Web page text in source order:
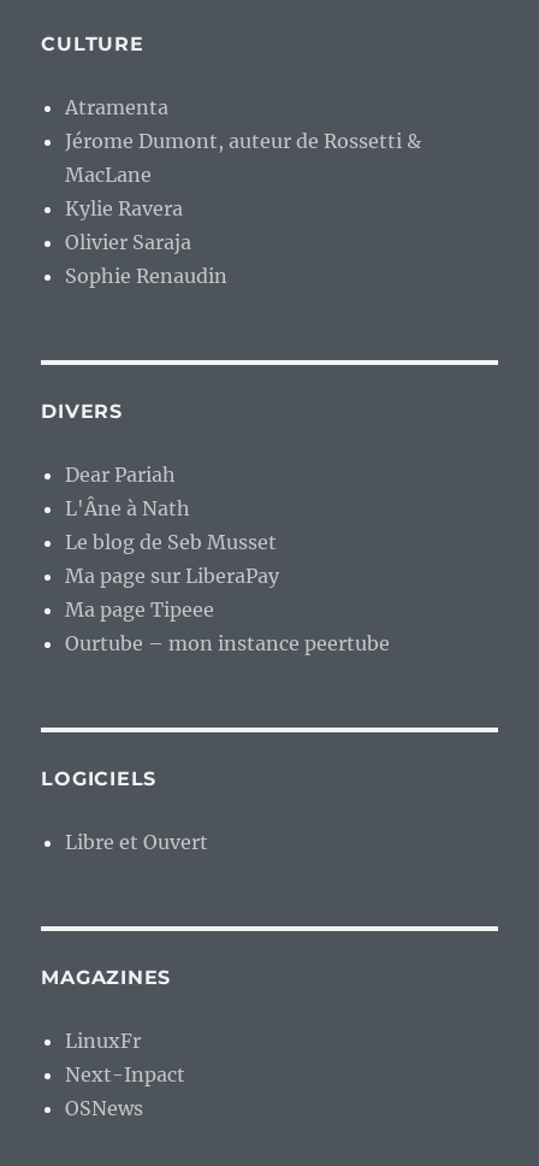
CULTURE
Atramenta
Jérome Dumont, auteur de Rossetti &
MacLane
Kylie Ravera
Olivier Saraja
Sophie Renaudin
DIVERS
Dear Pariah
L'Âne à Nath
Le blog de Seb Musset
Ma page sur LiberaPay
Ma page Tipeee
Ourtube – mon instance peertube
LOGICIELS
Libre et Ouvert
MAGAZINES
LinuxFr
Next-Inpact
OSNews